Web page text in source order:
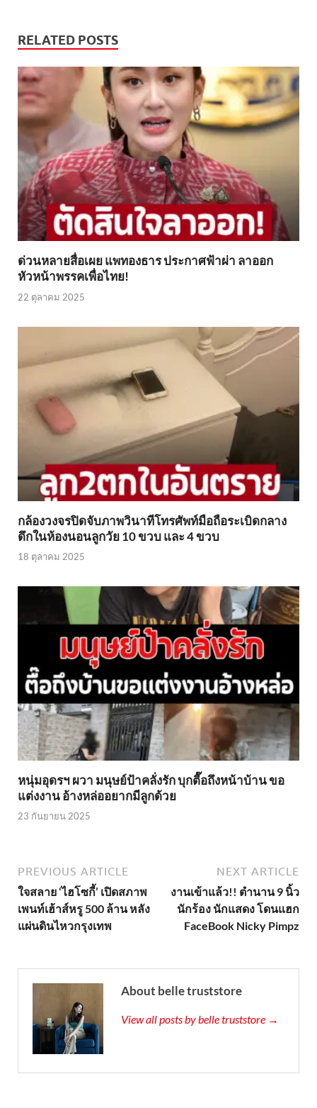
RELATED POSTS
ด่วนหลายสื่อเผย แพทองธาร ประกาศฟ้าผ่า ลาออก
หัวหน้าพรรคเพื่อไทย!
22 ตุลาคม 2025
กล้องวงจรปิดจับภาพวินาทีโทรศัพท์มือถือระเบิดกลาง
ดึกในห้องนอนลูกวัย 10 ขวบ และ 4 ขวบ
18 ตุลาคม 2025
หนุ่มอุดรฯ ผวา มนุษย์ป้าคลั่งรัก บุกตื๊อถึงหน้าบ้าน ขอ
แต่งงาน อ้างหล่ออยากมีลูกด้วย
23 กันยายน 2025
PREVIOUS ARTICLE
ใจสลาย ‘ไฮโซกี้’ เปิดสภาพ
เพนท์เฮ้าส์หรู 500 ล้าน หลัง
แผ่นดินไหวกรุงเทพ
NEXT ARTICLE
งานเข้าแล้ว!! ตำนาน 9 นิ้ว
นักร้อง นักแสดง โดนแฮก
FaceBook Nicky Pimpz
About belle truststore
View all posts by belle truststore →